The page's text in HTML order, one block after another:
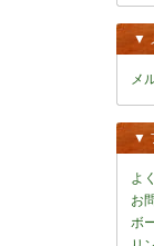
▼
メ
▼
よ
お
ボ